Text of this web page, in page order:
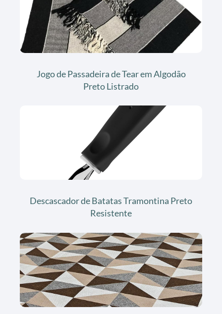
Jogo de Passadeira de Tear em Algodão
Preto Listrado
Descascador de Batatas Tramontina Preto
Resistente